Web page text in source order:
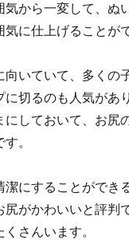
気から一変して、ぬ
に仕上げることが
向いていて、多くの
に切るのも人気があ
にしておいて、お尻
。
潔にすることができ
尻がかわいいと評判
さんいます。